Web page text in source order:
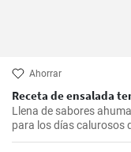
Ahorrar
Receta de ensalada
Llena de sabores
para los días calurosos